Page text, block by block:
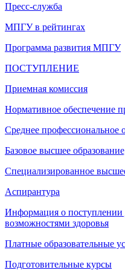
Пресс-служба
МПГУ в рейтингах
Программа развития МПГУ
ПОСТУПЛЕНИЕ
Приемная комиссия
Нормативное обеспечение
Среднее профессиональное
Базовое высшее
Специализированное
Аспирантура
Информация о
возможностями здоровья
Платные образовательные
Подготовительные курсы